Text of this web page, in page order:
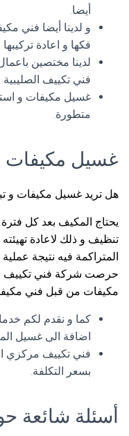
أيضا.
و لدينا أيضا فني
فكها و اعادة تركيبها
لدينا مختصين
فني تكييف
غسيل مكيفات و
متطورة.
غسيل مكيفات
هل تريد غسيل مكيفات
يحتاج المكيف بعد كل
تنظيف و ذلك لاعادة
المتراكمة فيه نتيجة
حرصت شركة فني تكييف
مكيفات من قبل فني
كما و نقدم لكم
اضافة الى غسيل
فني تكييف مركزي
بسعر التكلفة.
أسئلة شائعة